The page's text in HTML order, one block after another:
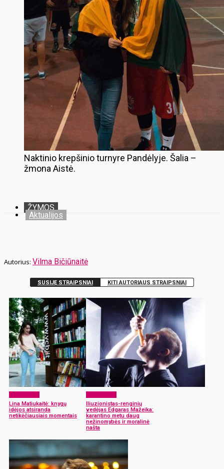
Naktinio krepšinio turnyre Pandėlyje. Šalia –
žmona Aistė.
ŽYMOS
Aktualijos
Vilma Bičiūnaitė
SUSIJĘ STRAIPSNIAI KITI AUTORIAUS STRAIPSNIAI
Lina Matiukaitė: knygų
idėjos atsiranda
netikėčiausiais momentais
Iliuzionistas-renginių
vedėjas Edgaras Mažeika:
karantino metu daug
nežinomybės ir moralinė
našta